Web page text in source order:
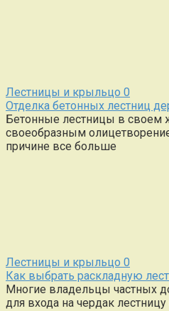
Лестницы и крыльцо 0
Отделка бетонных лестниц
Бетонные лестницы в своем
своеобразным
причине все больше
Лестницы и крыльцо 0
Как выбрать раскладную
Многие владельцы частных
для входа на чердак